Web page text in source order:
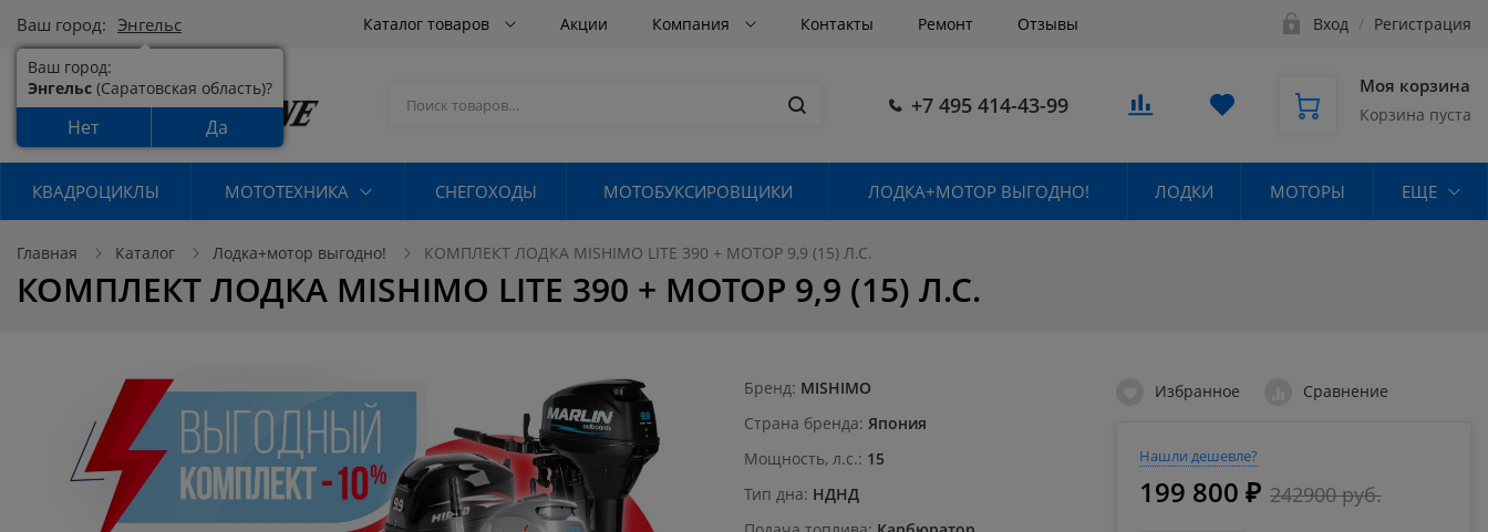
Ваш город: Энгельс
Ваш город:
Энгельс (Саратовская область)?
Нет Да
Каталог товаров Акции Компания Контакты Ремонт Отзывы Вход / Регистрация
+7 495 414-43-99
Моя корзина
Корзина пуста
КВАДРОЦИКЛЫ МОТОТЕХНИКА СНЕГОХОДЫ МОТОБУКСИРОВЩИКИ ЛОДКА+МОТОР ВЫГОДНО! ЛОДКИ МОТОРЫ ЕЩЕ
Главная Каталог Лодка+мотор выгодно! КОМПЛЕКТ ЛОДКА MISHIMO LITE 390 + МОТОР 9,9 (15) Л.С.
КОМПЛЕКТ ЛОДКА MISHIMO LITE 390 + МОТОР 9,9 (15) Л.С.
Бренд MISHIMO
Страна бренда Япония
Мощность, л.с. 15
Тип дна НДНД
Избранное Сравнение
Нашли дешевле?
199 800 ₽ 242900 руб.